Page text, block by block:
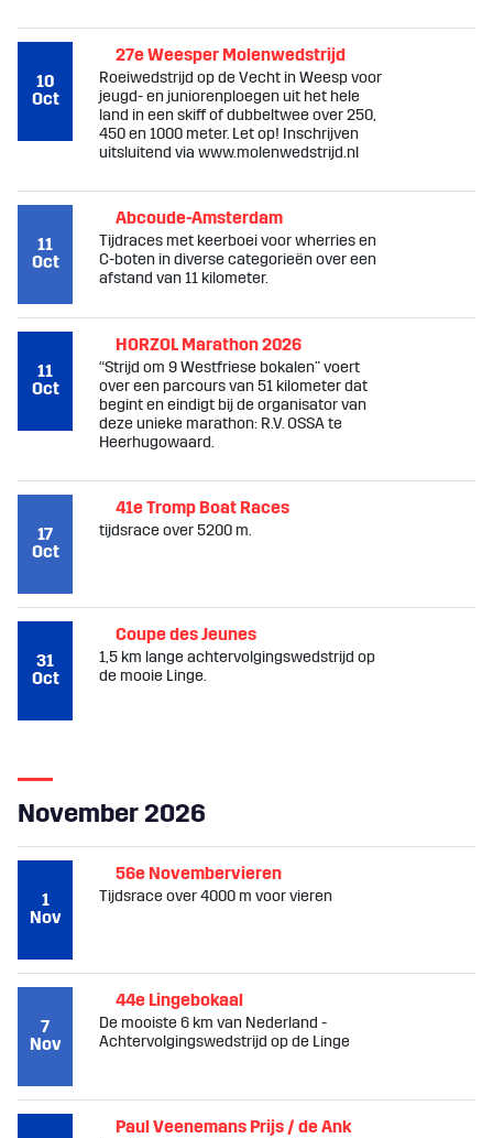
10
Oct
27e Weesper Molenwedstrijd
Roeiwedstrijd op de Vecht in Weesp voor
jeugd- en juniorenploegen uit het hele
land in een skiff of dubbeltwee over 250,
450 en 1000 meter. Let op! Inschrijven
uitsluitend via www.molenwedstrijd.nl
11
Oct
Abcoude-Amsterdam
Tijdraces met keerboei voor wherries en
C-boten in diverse categorieën over een
afstand van 11 kilometer.
11
Oct
HORZOL Marathon 2026
“Strijd om 9 Westfriese bokalen” voert
over een parcours van 51 kilometer dat
begint en eindigt bij de organisator van
deze unieke marathon: R.V. OSSA te
Heerhugowaard.
17
Oct
41e Tromp Boat Races
tijdsrace over 5200 m.
31
Oct
Coupe des Jeunes
1,5 km lange achtervolgingswedstrijd op
de mooie Linge.
November 2026
1
Nov
56e Novembervieren
Tijdsrace over 4000 m voor vieren
7
Nov
44e Lingebokaal
De mooiste 6 km van Nederland -
Achtervolgingswedstrijd op de Linge
Paul Veenemans Prijs / de Ank